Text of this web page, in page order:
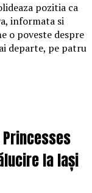
pozitia ca
informata si
o poveste despre
departe, pe patru
Princesses
la Iași